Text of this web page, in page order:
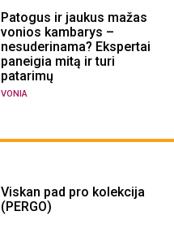
Patogus ir jaukus mažas
vonios kambarys –
nesuderinama? Ekspertai
paneigia mitą ir turi
patarimų
VONIA
Viskan pad pro kolekcija
(PERGO)